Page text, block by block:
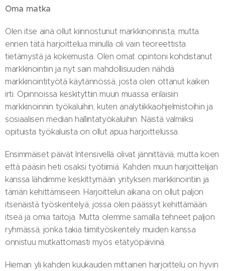
Oma matka
Olen itse aina ollut kiinnostunut markkinoinnista, mutta
ennen tätä harjoittelua minulla oli vain teoreettista
tietämystä ja kokemusta. Olen omat opintoni kohdistanut
markkinointiin ja nyt sain mahdollisuuden nähdä
markkinointityötä käytännössä, josta olen ottanut kaiken
irti. Opinnoissa keskityttiin muun muassa erilaisiin
markkinoinnin työkaluihin, kuten analytiikkaohjelmistoihin ja
sosiaalisen median hallintatyökaluihin. Näistä valmiiksi
opituista työkaluista on ollut apua harjoittelussa.
Ensimmäiset päivät Intensivellä olivat jännittäviä, mutta koen
että pääsin heti osaksi työtiimiä. Kahden muun harjoittelijan
kanssa lähdimme keskittymään yrityksen markkinointiin ja
tämän kehittämiseen. Harjoittelun aikana on ollut paljon
itsenäistä työskentelyä, jossa olen päässyt kehittämään
itseä ja omia taitoja. Mutta olemme samalla tehneet paljon
ryhmässä, jonka takia tiimityöskentely muiden kanssa
onnistuu mutkattomasti myös etätyöpäivinä.
Hieman yli kahden kuukauden mittainen harjoittelu on hyvin